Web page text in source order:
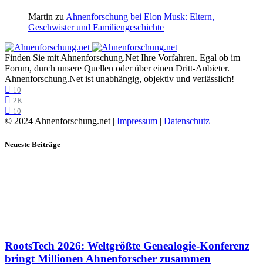
Martin zu Ahnenforschung bei Elon Musk: Eltern,
Geschwister und Familiengeschichte
Finden Sie mit Ahnenforschung.Net Ihre Vorfahren. Egal ob im
Forum, durch unsere Quellen oder über einen Dritt-Anbieter.
Ahnenforschung.Net ist unabhängig, objektiv und verlässlich!
10
2K
10
© 2024 Ahnenforschung.net | Impressum | Datenschutz
Neueste Beiträge
RootsTech 2026: Weltgrößte Genealogie-Konferenz
bringt Millionen Ahnenforscher zusammen